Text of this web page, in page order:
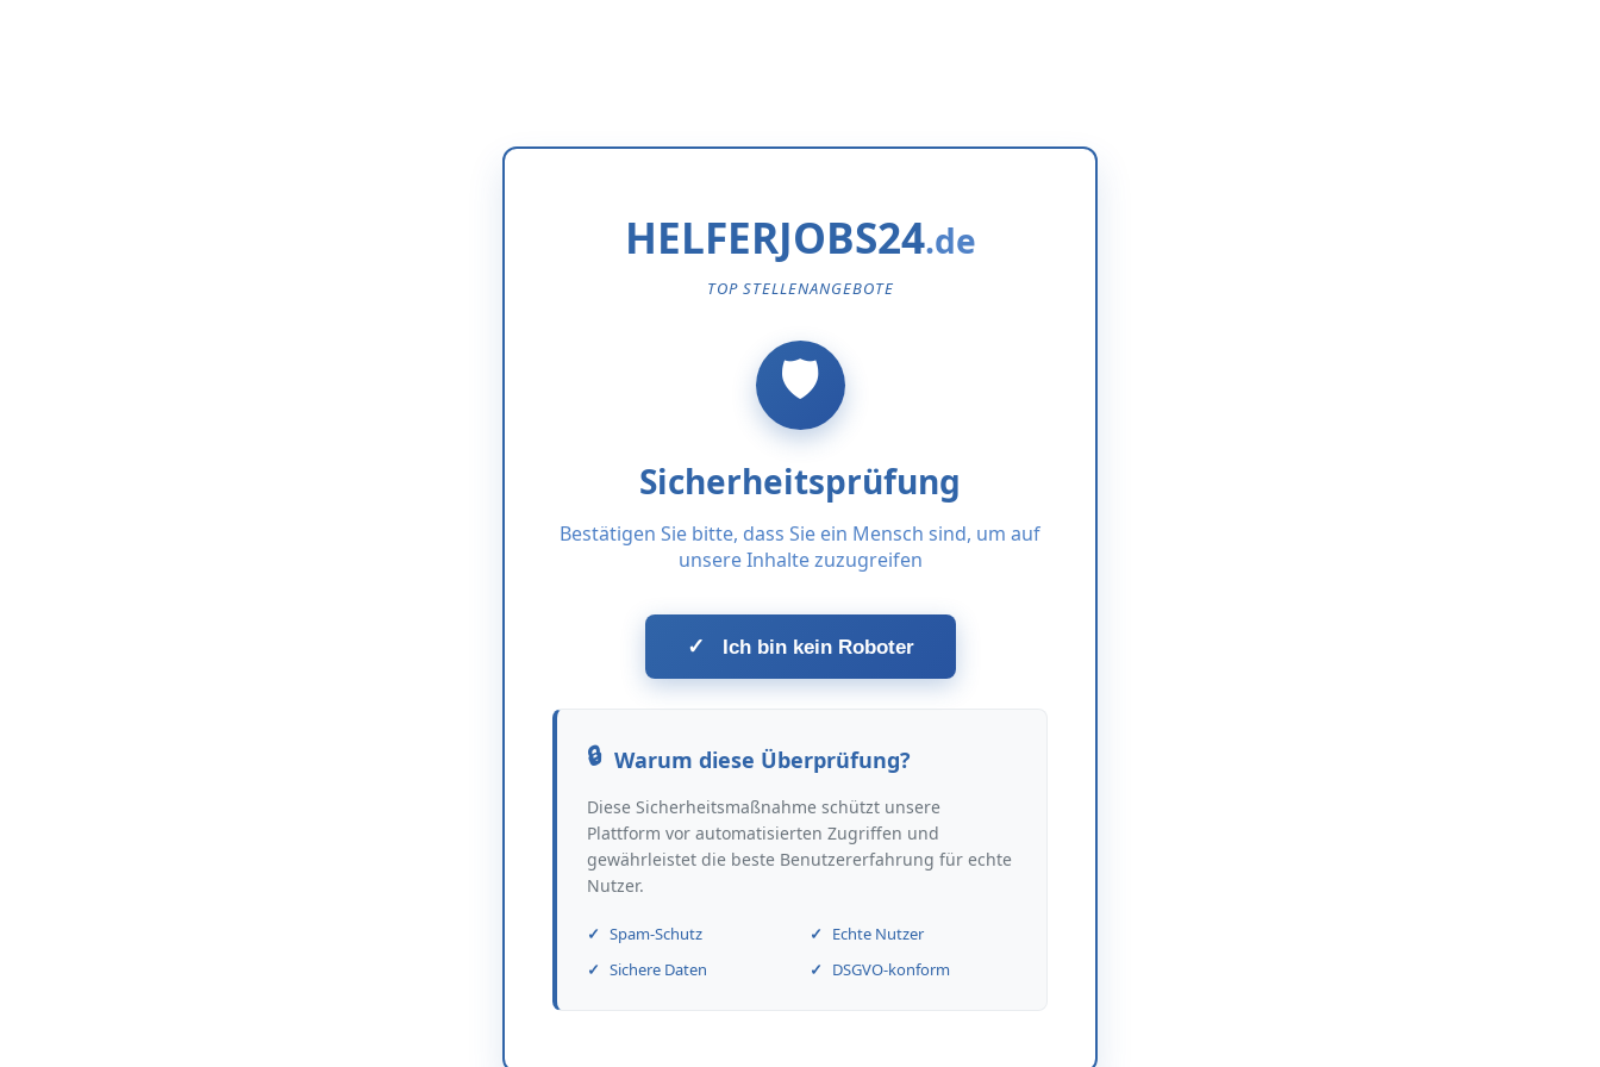
HELFERJOBS24
TOP STELLENANGEBOTE
Sicherheitsprüfung
Bestätigen Sie bitte, dass Sie ein Mensch sind, um auf
unsere Inhalte zuzugreifen
✓ Ich bin kein Roboter
Warum diese Überprüfung?
Diese Sicherheitsmaßnahme schützt unsere
Plattform vor automatisierten Zugriffen und
gewährleistet die beste Benutzererfahrung für echte
Nutzer.
Spam-Schutz
Echte Nutzer
Sichere Daten
DSGVO-konform